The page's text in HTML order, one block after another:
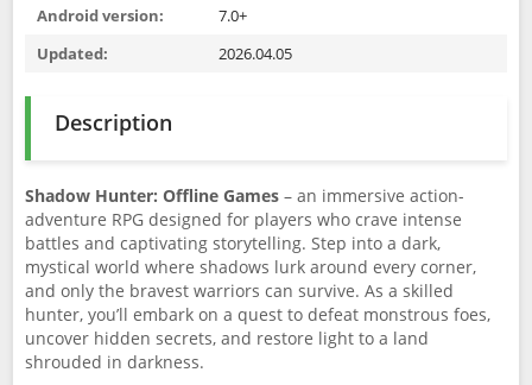
Android version:
7.0+
Updated:
2026.04.05
Description
Shadow Hunter: Offline Games – an immersive action-
adventure RPG designed for players who crave intense
battles and captivating storytelling. Step into a dark,
mystical world where shadows lurk around every corner,
and only the bravest warriors can survive. As a skilled
hunter, you’ll embark on a quest to defeat monstrous foes,
uncover hidden secrets, and restore light to a land
shrouded in darkness.